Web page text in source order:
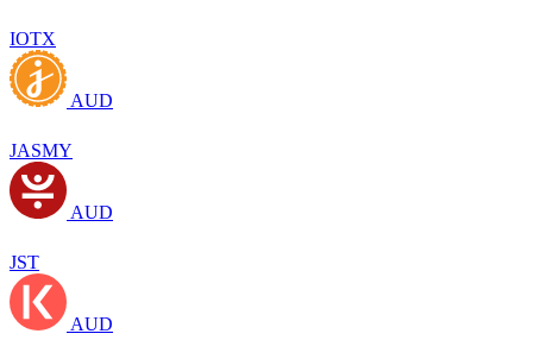
IOTX
AUD
JASMY
AUD
JST
AUD